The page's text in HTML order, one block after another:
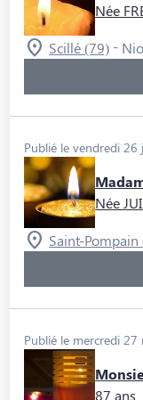
Née
Scillé (79) -
Publié le vendredi 26
Née
Saint-Pompain
Publié le mercredi 27
87 ans